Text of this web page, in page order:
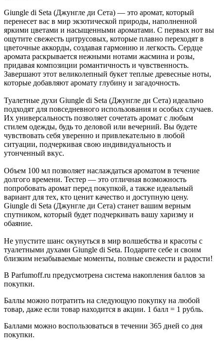
Giungle di Seta (Джунгле ди Сета) — это аромат, который
перенесет вас в мир экзотической природы, наполненной
яркими цветами и насыщенными ароматами. С первых нот вы
ощутите свежесть цитрусовых, которые плавно переходят в
цветочные аккорды, создавая гармонию и легкость. Сердце
аромата раскрывается нежными нотами жасмина и розы,
придавая композиции романтичность и чувственность.
Завершают этот великолепный букет теплые древесные ноты,
которые добавляют аромату глубину и загадочность.
Туалетные духи Giungle di Seta (Джунгле ди Сета) идеально
подходят для повседневного использования и особых случаев.
Их универсальность позволяет сочетать аромат с любым
стилем одежды, будь то деловой или вечерний. Вы будете
чувствовать себя уверенно и привлекательно в любой
ситуации, подчеркивая свою индивидуальность и
утонченный вкус.
Объем 100 мл позволяет наслаждаться ароматом в течение
долгого времени. Тестер — это отличная возможность
попробовать аромат перед покупкой, а также идеальный
вариант для тех, кто ценит качество и доступную цену.
Giungle di Seta (Джунгле ди Сета) станет вашим верным
спутником, который будет подчеркивать вашу харизму и
обаяние.
Не упустите шанс окунуться в мир волшебства и красоты с
туалетными духами Giungle di Seta. Подарите себе и своим
близким незабываемые моменты, полные свежести и радости!
В Parfumoff.ru предусмотрена система накопления баллов за
покупки.
Баллы можно потратить на следующую покупку на любой
товар, даже если товар находится в акции. 1 балл = 1 рубль.
Баллами можно воспользоваться в течении 365 дней со дня
покупки.